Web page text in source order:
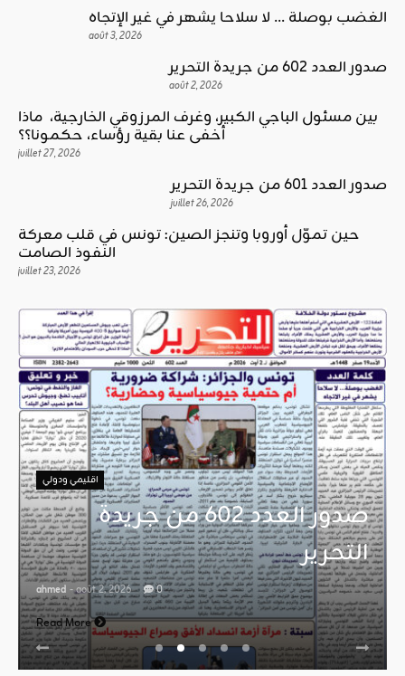
الغضب بوصلة … لا سلاحا يشهر في غير الإتجاه
août 3, 2026
صدور العدد 602 من جريدة التحرير
août 2, 2026
بين مسئول الباجي الكبير، وغرف المرزوقي الخارجية، ماذا
أخفى عنا بقية رؤساء، حكمونا؟؟
juillet 27, 2026
صدور العدد 601 من جريدة التحرير
juillet 26, 2026
حين تموّل أوروبا وتنجز الصين: تونس في قلب معركة
النفوذ الصامت
juillet 23, 2026
اقليمي ودولي
صدور العدد 602 من جريدة
التحرير
ahmed - août 2, 2026 0
Read More